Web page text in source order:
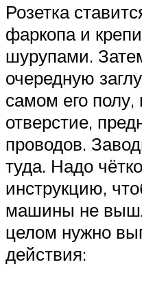
Розетка
фаркопа и
шурупами.
очередную
самом его полу,
отверстие,
проводов.
туда. Надо
инструкцию,
машины не
целом нужно
действия: